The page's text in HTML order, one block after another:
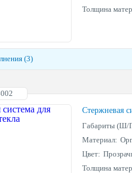
Толщина
(3)
Стержневая
Габариты (Ш/
Материал:
Цвет:
Толщина